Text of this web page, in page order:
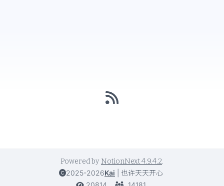
Powered by NotionNext4.9.4.2.
2025-2026Kai
也许天天开心